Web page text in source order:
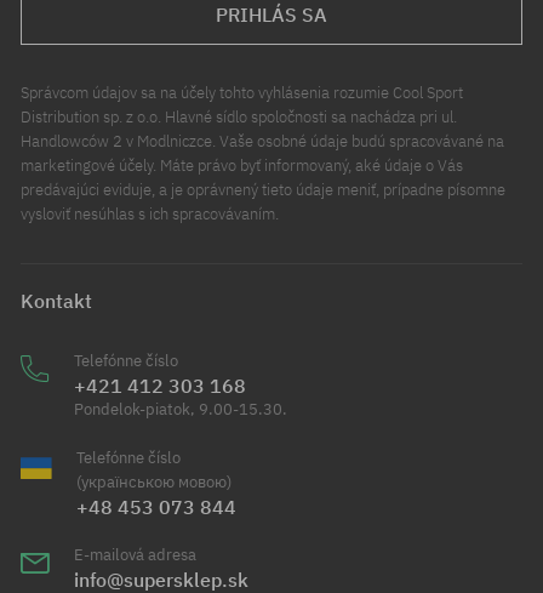
PRIHLÁS SA
Správcom údajov sa na účely tohto vyhlásenia rozumie Cool Sport
Distribution sp. z o.o. Hlavné sídlo spoločnosti sa nachádza pri ul.
Handlowców 2 v Modlniczce. Vaše osobné údaje budú spracovávané na
marketingové účely. Máte právo byť informovaný, aké údaje o Vás
predávajúci eviduje, a je oprávnený tieto údaje meniť, prípadne písomne
vysloviť nesúhlas s ich spracovávaním.
Kontakt
Telefónne číslo
+421 412 303 168
Pondelok-piatok, 9.00-15.30.
Telefónne číslo
(українською мовою)
+48 453 073 844
E-mailová adresa
info@supersklep.sk